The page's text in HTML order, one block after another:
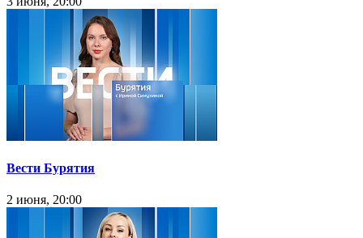
Вести Бурятия
2 июня, 20:00